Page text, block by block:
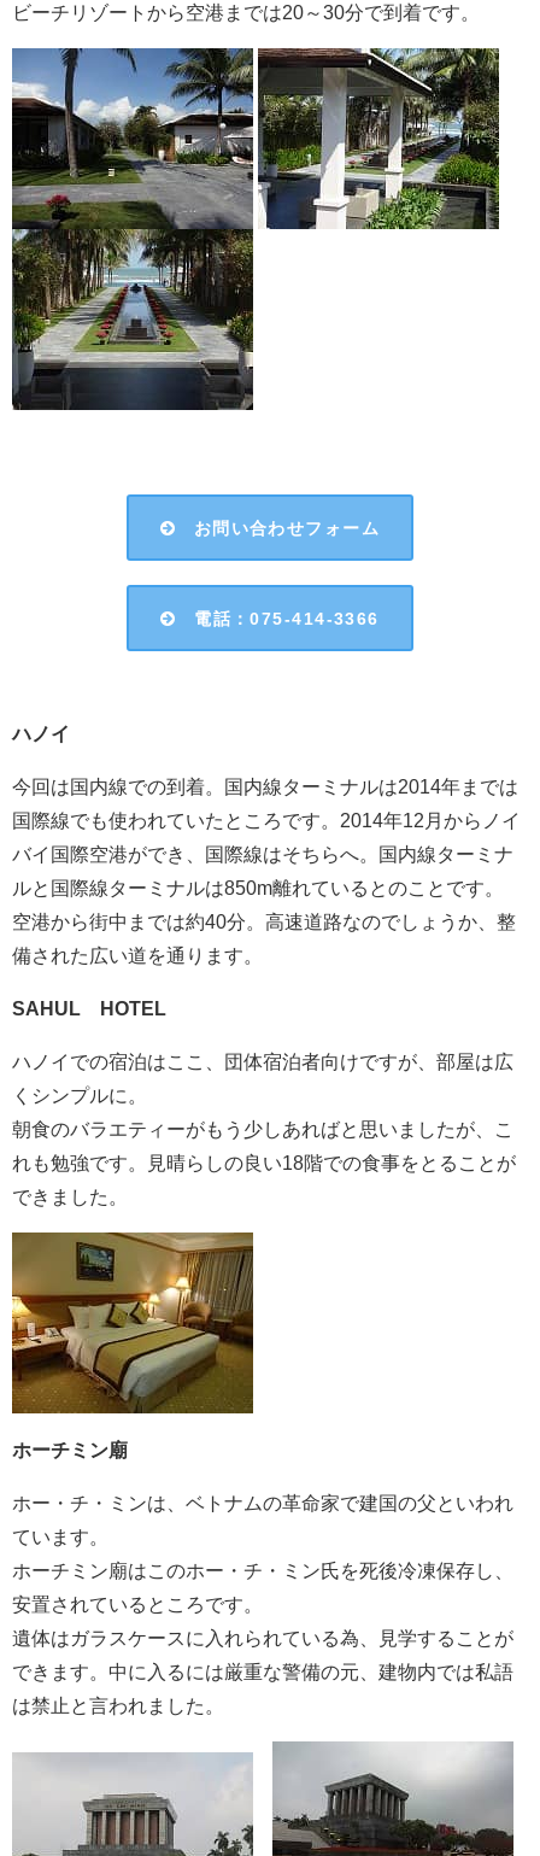
ビーチリゾートから空港までは20～30分で到着です。
お問い合わせフォーム
電話：075-414-3366
ハノイ
今回は国内線での到着。国内線ターミナルは2014年までは
国際線でも使われていたところです。2014年12月からノイ
バイ国際空港ができ、国際線はそちらへ。国内線ターミナ
ルと国際線ターミナルは850m離れているとのことです。
空港から街中までは約40分。高速道路なのでしょうか、整
備された広い道を通ります。
SAHUL HOTEL
ハノイでの宿泊はここ、団体宿泊者向けですが、部屋は広
くシンプルに。
朝食のバラエティーがもう少しあればと思いましたが、こ
れも勉強です。見晴らしの良い18階での食事をとることが
できました。
ホーチミン廟
ホー・チ・ミンは、ベトナムの革命家で建国の父といわれ
ています。
ホーチミン廟はこのホー・チ・ミン氏を死後冷凍保存し、
安置されているところです。
遺体はガラスケースに入れられている為、見学することが
できます。中に入るには厳重な警備の元、建物内では私語
は禁止と言われました。